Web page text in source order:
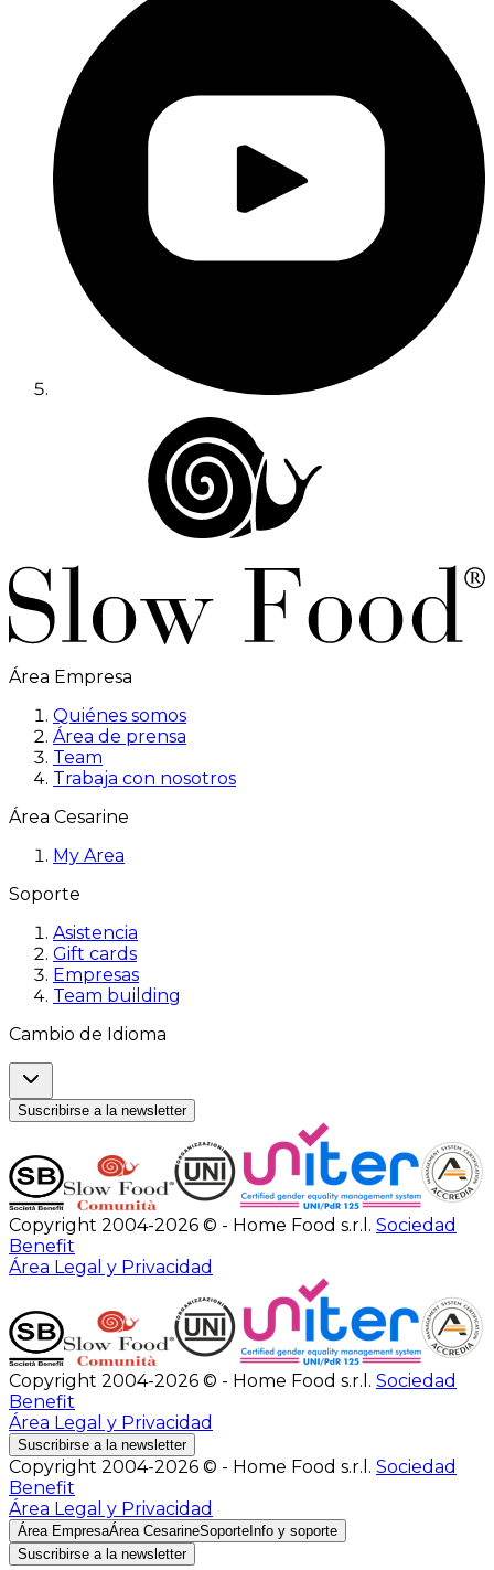
Área Empresa
Quiénes somos
Área de prensa
Team
Trabaja con nosotros
Área Cesarine
My Area
Soporte
Asistencia
Gift cards
Empresas
Team building
Cambio de Idioma
Suscribirse a la newsletter
Copyright 2004-2026 © - Home Food s.r.l. Sociedad
Benefit
Área Legal y Privacidad
Copyright 2004-2026 © - Home Food s.r.l. Sociedad
Benefit
Área Legal y Privacidad
Suscribirse a la newsletter
Copyright 2004-2026 © - Home Food s.r.l. Sociedad
Benefit
Área Legal y Privacidad
Área EmpresaÁrea CesarineSoporte Info y soporte
Suscribirse a la newsletter